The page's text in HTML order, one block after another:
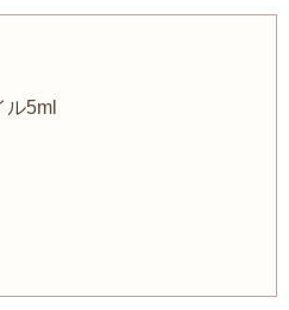
ル5ml